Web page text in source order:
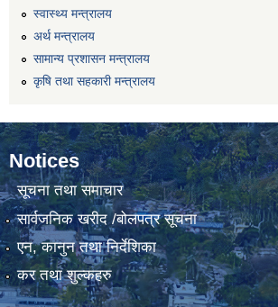
स्वास्थ्य मन्त्रालय
अर्थ मन्त्रालय
सामान्य प्रशासन मन्त्रालय
कृषि तथा सहकारी मन्त्रालय
Notices
सूचना तथा समाचार
सार्वजनिक खरीद /बोलपत्र सूचना
एन, कानुन तथा निर्देशिका
कर तथा शुल्कहरु